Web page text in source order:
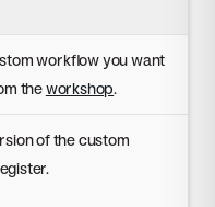
workflow you want
theworkshop.
of the custom